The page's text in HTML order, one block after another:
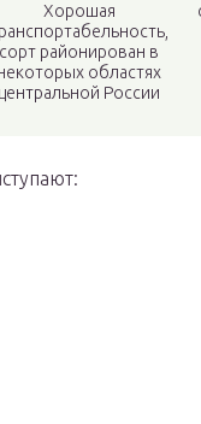
Хорошая
сорт районирован в
областях
центральной России